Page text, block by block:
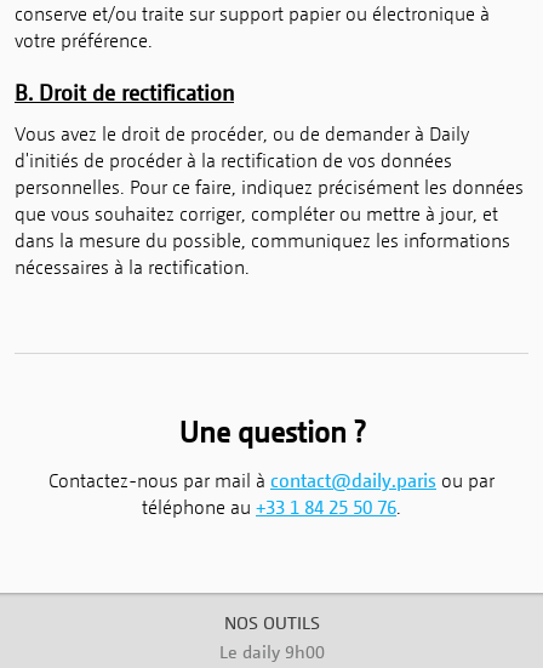
conserve et/ou traite sur support papier ou électronique à
votre préférence.
B. Droit de rectification
Vous avez le droit de procéder, ou de demander à Daily
d'initiés de procéder à la rectification de vos données
personnelles. Pour ce faire, indiquez précisément les données
que vous souhaitez corriger, compléter ou mettre à jour, et
dans la mesure du possible, communiquez les informations
nécessaires à la rectification.
Une question ?
Contactez-nous par mail à contact@daily.paris ou par
téléphone au +33 1 84 25 50 76.
NOS OUTILS
Le daily 9h00